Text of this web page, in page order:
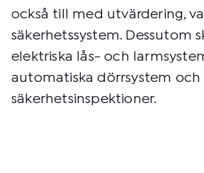
också till med utvärdering,
säkerhetssystem. Dessutom
elektriska lås- och
automatiska dörrsystem
säkerhetsinspektioner.